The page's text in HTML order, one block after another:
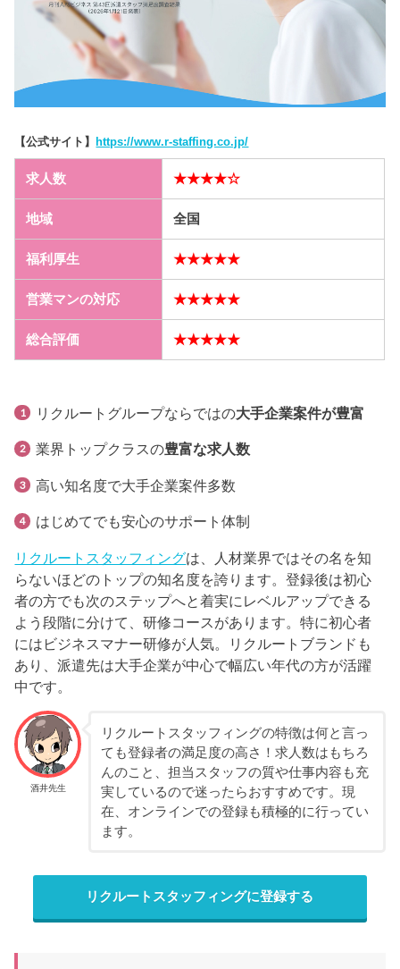
【公式サイト】 https://www.r-staffing.co.jp/
求人数 ★★★★☆
地域 全国
福利厚生 ★★★★★
営業マンの対応 ★★★★★
総合評価 ★★★★★
リクルートグループならではの大手企業案件が豊富
業界トップクラスの豊富な求人数
高い知名度で大手企業案件多数
はじめてでも安心のサポート体制
リクルートスタッフィングは、人材業界ではその名を知
らないほどのトップの知名度を誇ります。登録後は初心
者の方でも次のステップへと着実にレベルアップできる
よう段階に分けて、研修コースがあります。特に初心者
にはビジネスマナー研修が人気。リクルートブランドも
あり、派遣先は大手企業が中心で幅広い年代の方が活躍
中です。
酒井先生
リクルートスタッフィングの特徴は何と言っ
ても登録者の満足度の高さ！求人数はもちろ
んのこと、担当スタッフの質や仕事内容も充
実しているので迷ったらおすすめです。現
在、オンラインでの登録も積極的に行ってい
ます。
リクルートスタッフィングに登録する